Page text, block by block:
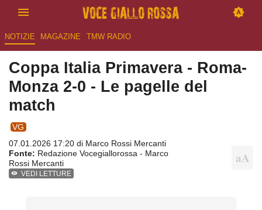
NOTIZIE MAGAZINE TMW RADIO
Coppa Italia Primavera - Roma-
Monza 2-0 - Le pagelle del
match
VG
07.01.2026 17:20 di Marco Rossi Mercanti
Fonte: Redazione Vocegiallorossa - Marco
Rossi Mercanti
VEDI LETTURE